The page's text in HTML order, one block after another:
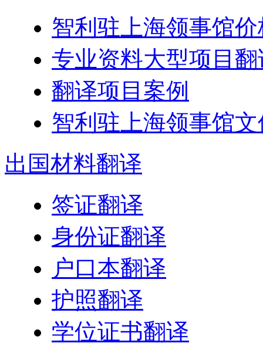
智利驻上海领事馆
专业资料大型项目翻
翻译项目案例
智利驻上海领事馆
出国材料翻译
签证翻译
身份证翻译
户口本翻译
护照翻译
学位证书翻译